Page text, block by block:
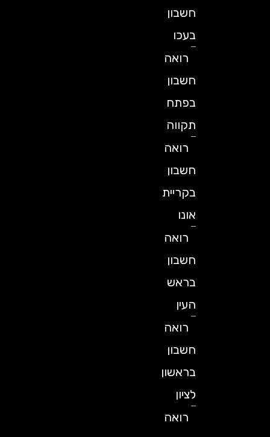
חשבון
בעכו
רואה
חשבון
בפתח
תקווה
רואה
חשבון
בקריית
רואה
חשבון
בראש
רואה
חשבון
בראשון
רואה